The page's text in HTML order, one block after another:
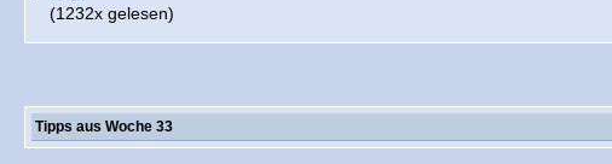
(1232x gelesen)
Tipps aus Woche 33